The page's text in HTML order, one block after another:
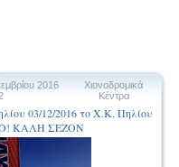
2016
Χιονοδρομικά
Κέντρα
03/12/2016 το Χ.Κ. Πηλίου
ΚΑΛΗ ΣΕΖΟΝ